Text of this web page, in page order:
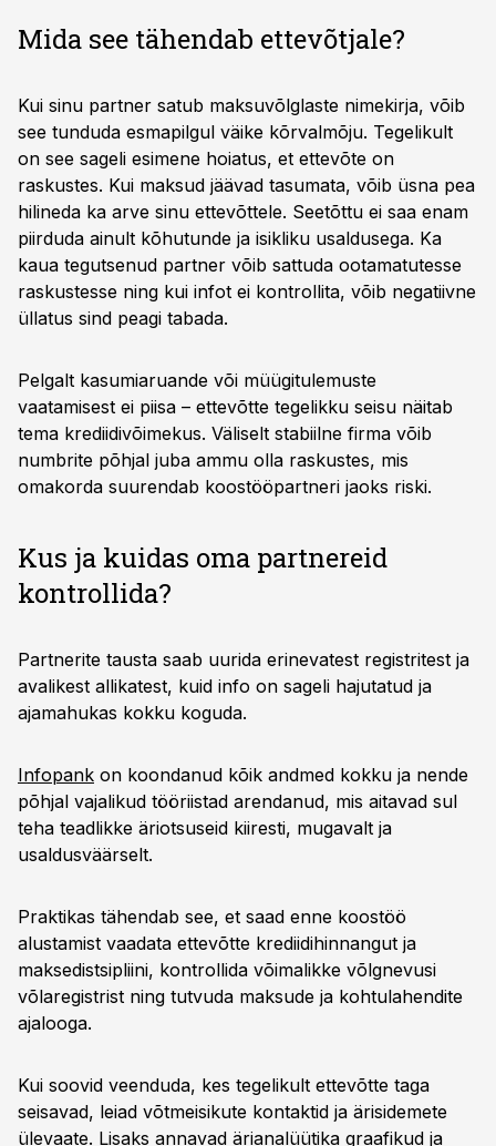
Mida see tähendab ettevõtjale?
Kui sinu partner satub maksuvõlglaste nimekirja, võib
see tunduda esmapilgul väike kõrvalmõju. Tegelikult
on see sageli esimene hoiatus, et ettevõte on
raskustes. Kui maksud jäävad tasumata, võib üsna pea
hilineda ka arve sinu ettevõttele. Seetõttu ei saa enam
piirduda ainult kõhutunde ja isikliku usaldusega. Ka
kaua tegutsenud partner võib sattuda ootamatutesse
raskustesse ning kui infot ei kontrollita, võib negatiivne
üllatus sind peagi tabada.
Pelgalt kasumiaruande või müügitulemuste
vaatamisest ei piisa – ettevõtte tegelikku seisu näitab
tema krediidivõimekus. Väliselt stabiilne firma võib
numbrite põhjal juba ammu olla raskustes, mis
omakorda suurendab koostööpartneri jaoks riski.
Kus ja kuidas oma partnereid
kontrollida?
Partnerite tausta saab uurida erinevatest registritest ja
avalikest allikatest, kuid info on sageli hajutatud ja
ajamahukas kokku koguda.
Infopank on koondanud kõik andmed kokku ja nende
põhjal vajalikud tööriistad arendanud, mis aitavad sul
teha teadlikke äriotsuseid kiiresti, mugavalt ja
usaldusväärselt.
Praktikas tähendab see, et saad enne koostöö
alustamist vaadata ettevõtte krediidihinnangut ja
maksedistsipliini, kontrollida võimalikke võlgnevusi
võlaregistrist ning tutvuda maksude ja kohtulahendite
ajalooga.
Kui soovid veenduda, kes tegelikult ettevõtte taga
seisavad, leiad võtmeisikute kontaktid ja ärisidemete
ülevaate. Lisaks annavad ärianalüütika graafikud ja